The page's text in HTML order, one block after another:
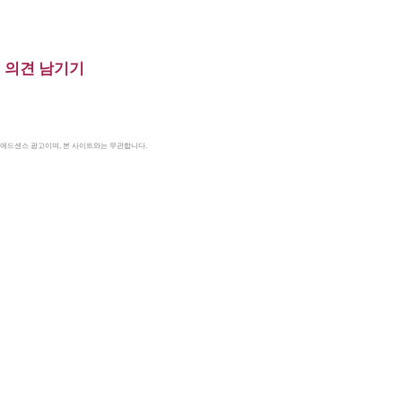
의견 남기기
드센스 광고이며, 본 사이트와는 무관합니다.